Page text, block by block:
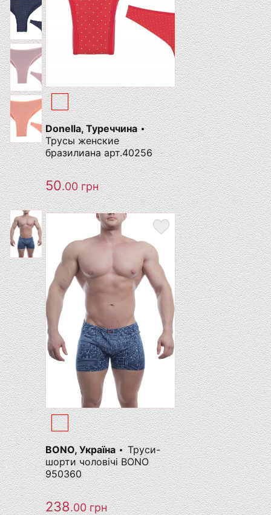
Donella, Туреччина
Трусы женские
бразилиана арт.40256
50.00грн
BONO, Україна
Труси-
шорти чоловічі BONO
950360
238.00грн